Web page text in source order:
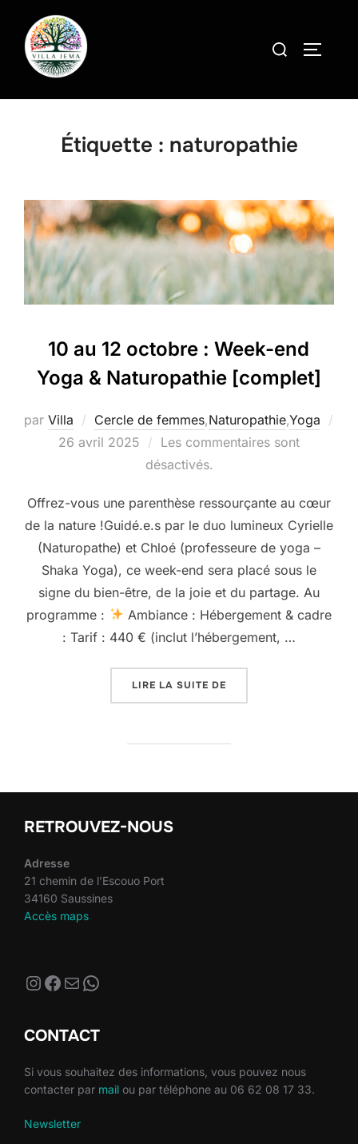
contenu
Rechercher :
Étiquette : naturopathie
10 au 12 octobre : Week-end
Yoga & Naturopathie [complet]
par Villa Cercle de femmes,Naturopathie,Yoga
Publié
26 avril 2025
Les commentaires sont
désactivés.
Offrez-vous une parenthèse ressourçante au cœur
de la nature !Guidé.e.s par le duo lumineux Cyrielle
(Naturopathe) et Chloé (professeure de yoga –
Shaka Yoga), ce week-end sera placé sous le
signe du bien-être, de la joie et du partage. Au
programme :
Ambiance : Hébergement & cadre
: Tarif : 440 € (inclut l’hébergement, …
LIRE LA SUITE DE
RETROUVEZ-NOUS
Adresse
21 chemin de l’Escouo Port
34160 Saussines
Accès maps
Instagram
Facebook
E-mailWhatsApp
CONTACT
Si vous souhaitez des informations, vous pouvez nous
contacter par mail ou par téléphone au 06 62 08 17 33.
Newsletter